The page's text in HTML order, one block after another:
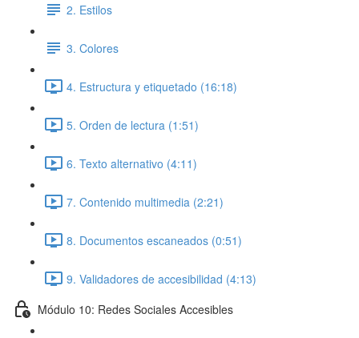
2. Estilos
3. Colores
4. Estructura y etiquetado (16:18)
5. Orden de lectura (1:51)
6. Texto alternativo (4:11)
7. Contenido multimedia (2:21)
8. Documentos escaneados (0:51)
9. Validadores de accesibilidad (4:13)
Módulo 10: Redes Sociales Accesibles